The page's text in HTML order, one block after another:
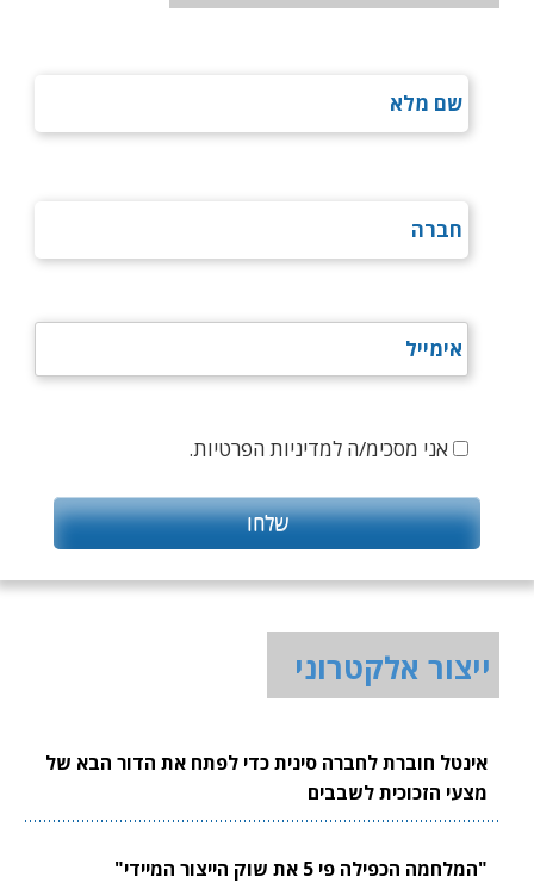
אני מסכימ/ה למדיניות הפרטיות.
ייצור אלקטרוני
אינטל חוברת לחברה סינית כדי לפתח את הדור הבא של
מצעי הזכוכית לשבבים
"המלחמה הכפילה פי 5 את שוק הייצור המיידי"